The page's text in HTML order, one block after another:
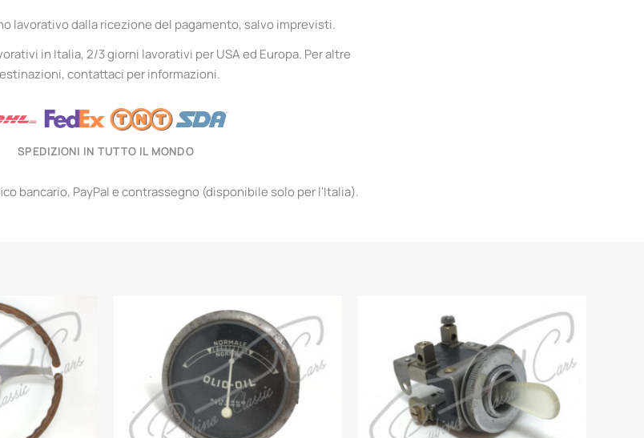
lavorativo dalla ricezione del pagamento, salvo imprevisti.
in Italia, 2/3 giorni lavorativi per USA ed Europa. Per altre
contattaci per informazioni.
SPEDIZIONI IN TUTTO IL MONDO
bancario, PayPal e contrassegno (disponibile solo per l'Italia).